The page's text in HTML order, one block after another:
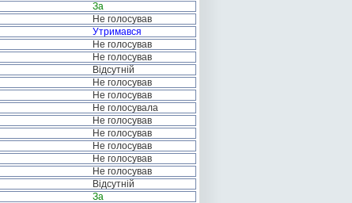
За
Не голосував
Утримався
Не голосував
Не голосував
Відсутній
Не голосував
Не голосував
Не голосувала
Не голосував
Не голосував
Не голосував
Не голосував
Не голосував
Відсутній
За